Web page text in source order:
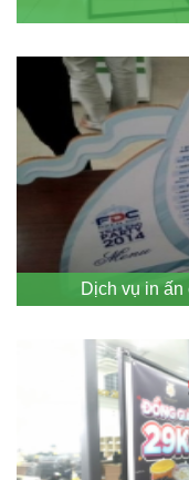
Dịch vụ in